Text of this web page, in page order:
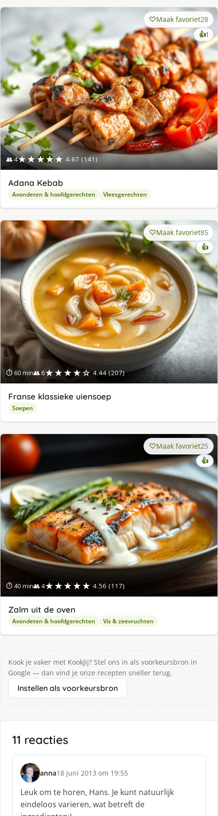
👥 4★★★★★ 4.67 (141)
Maak favoriet28
👍1
Adana Kebab
Avondeten & hoofdgerechten Vleesgerechten
⏱ 60 min👥 6★★★★☆ 4.44 (207)
Maak favoriet85
👍
Franse klassieke uiensoep
Soepen
⏱ 40 min👥 4★★★★★ 4.56 (117)
Maak favoriet25
👍
Zalm uit de oven
Avondeten & hoofdgerechten Vis & zeevruchten
Kook je vaker met KookJij? Stel ons in als voorkeursbron in
Google — dan vind je onze recepten sneller terug.
Instellen als voorkeursbron
11 reacties
anna
s
c
h
r
18 juni 2013 om 19:55
Leuk om te horen, Hans. Je kunt natuurlijk
eindeloos varieren, wat betreft de